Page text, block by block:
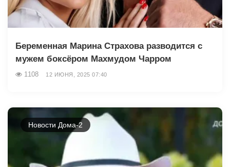
Беременная Марина Страхова разводится с
мужем боксёром Махмудом Чарром
1108 12 ИЮНЯ, 2025 07:40
Новости Дома-2